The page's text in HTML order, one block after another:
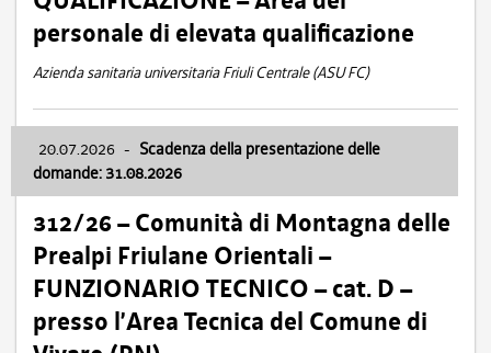
personale di elevata qualificazione
Azienda sanitaria universitaria Friuli Centrale (ASU FC)
20.07.2026 - Scadenza della presentazione delle
domande: 31.08.2026
312/26 – Comunità di Montagna delle
Prealpi Friulane Orientali –
FUNZIONARIO TECNICO – cat. D –
presso l’Area Tecnica del Comune di